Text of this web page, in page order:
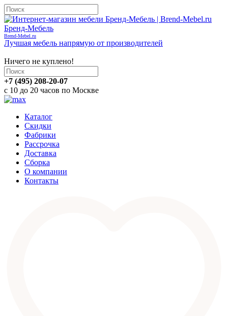
Бренд-Мебель
Brend-Mebel.ru
Лучшая мебель напрямую от производителей
Ничего не куплено!
+7 (495) 208-20-07
с 10 до 20 часов по Москве
Каталог
Скидки
Фабрики
Рассрочка
Доставка
Сборка
О компании
Контакты